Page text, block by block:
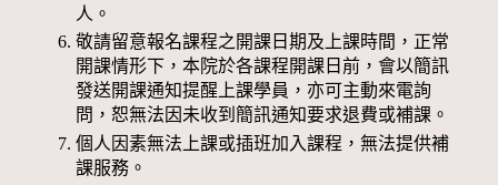
人。
敬請留意報名課程之開課日期及上課時間，正常
開課情形下，本院於各課程開課日前，會以簡訊
發送開課通知提醒上課學員，亦可主動來電詢
問，恕無法因未收到簡訊通知要求退費或補課。
個人因素無法上課或插班加入課程，無法提供補
課服務。